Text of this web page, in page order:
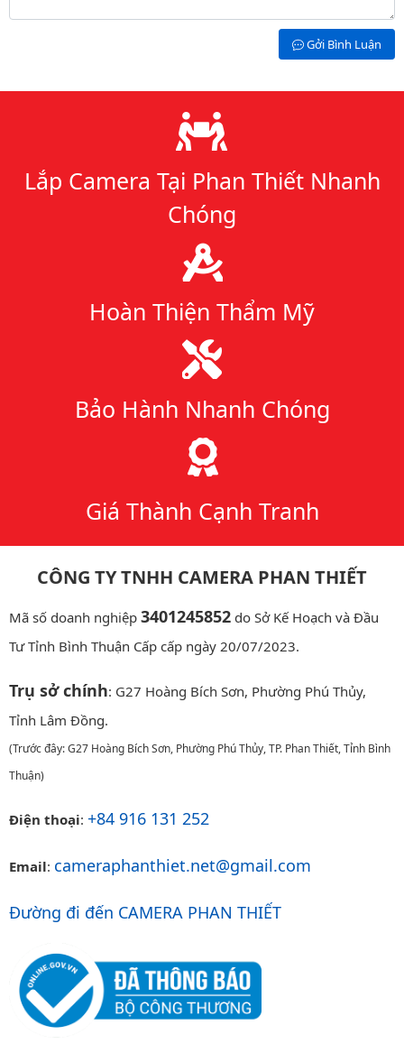
Gởi Bình Luận
Lý do chọn chúng tôi
Lắp Camera Tại Phan Thiết Nhanh
Chóng
Hoàn Thiện Thẩm Mỹ
Bảo Hành Nhanh Chóng
Giá Thành Cạnh Tranh
CÔNG TY TNHH CAMERA PHAN THIẾT
Mã số doanh nghiệp 3401245852 do Sở Kế Hoạch và Đầu
Tư Tỉnh Bình Thuận Cấp cấp ngày 20/07/2023.
Trụ sở chính: G27 Hoàng Bích Sơn, Phường Phú Thủy,
Tỉnh Lâm Đồng.
(Trước đây: G27 Hoàng Bích Sơn, Phường Phú Thủy, TP. Phan Thiết, Tỉnh Bình
Thuận)
Điện thoại: +84 916 131 252
Email: cameraphanthiet.net@gmail.com
Đường đi đến CAMERA PHAN THIẾT